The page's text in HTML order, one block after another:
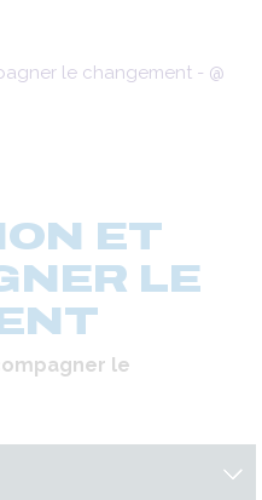
le changement - @
ET
LE
le